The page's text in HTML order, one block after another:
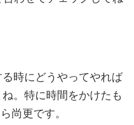
時にどうやってやれば
。特に時間をかけたも
尚更です。